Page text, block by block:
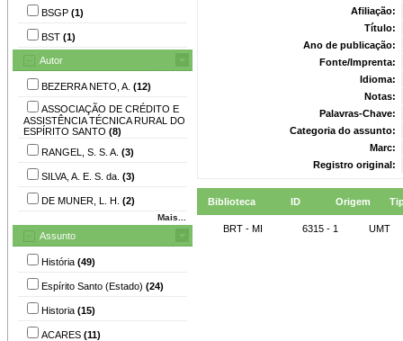
BSGP (1)
BST (1)
Autor
BEZERRA NETO, A. (12)
ASSOCIAÇÃO DE CRÉDITO E
ASSISTÊNCIA TÉCNICA RURAL DO
ESPÍRITO SANTO (8)
RANGEL, S. S. A. (3)
SILVA, A. E. S. da. (3)
DE MUNER, L. H. (2)
Mais...
Assunto
História (49)
Espírito Santo (Estado) (24)
Historia (15)
ACARES (11)
Afiliação:
Título:
Ano de publicação:
Fonte/Imprenta:
Idioma:
Notas:
Palavras-Chave:
Categoria do assunto:
Marc:
Registro original:
Biblioteca ID Origem
BRT - MI 6315 - 1 UMT